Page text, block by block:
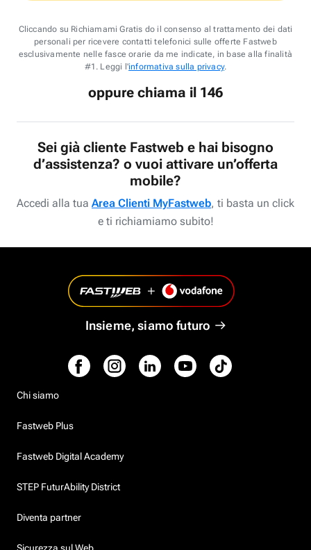
Cliccando su Richiamami Gratis do il consenso al trattamento dei dati
personali per ricevere contatti telefonici sulle offerte Fastweb
esclusivamente nelle fasce orarie da me indicate, in base alla finalità
#1. Leggi l'informativa sulla privacy.
oppure chiama il 146
Sei già cliente Fastweb e hai bisogno
d’assistenza? o vuoi attivare un’offerta
mobile?
Accedi alla tua Area Clienti MyFastweb, ti basta un click
e ti richiamiamo subito!
Insieme, siamo futuro
Chi siamo
Fastweb Plus
Fastweb Digital Academy
STEP FuturAbility District
Diventa partner
Sicurezza sul Web